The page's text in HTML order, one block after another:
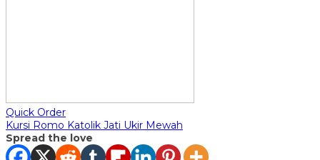
Quick Order
Kursi Romo Katolik Jati Ukir Mewah
Spread the love